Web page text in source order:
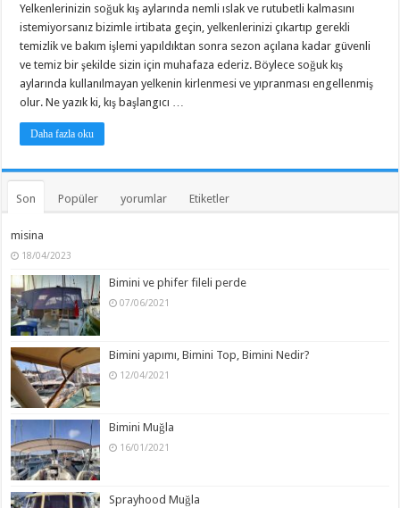
Yelkenlerinizin soğuk kış aylarında nemli ıslak ve rutubetli kalmasını
istemiyorsanız bizimle irtibata geçin, yelkenlerinizi çıkartıp gerekli
temizlik ve bakım işlemi yapıldıktan sonra sezon açılana kadar güvenli
ve temiz bir şekilde sizin için muhafaza ederiz. Böylece soğuk kış
aylarında kullanılmayan yelkenin kirlenmesi ve yıpranması engellenmiş
olur. Ne yazık ki, kış başlangıcı …
Daha fazla oku
Son Popüler yorumlar Etiketler
misina
18/04/2023
Bimini ve phifer fileli perde
07/06/2021
Bimini yapımı, Bimini Top, Bimini Nedir?
12/04/2021
Bimini Muğla
16/01/2021
Sprayhood Muğla